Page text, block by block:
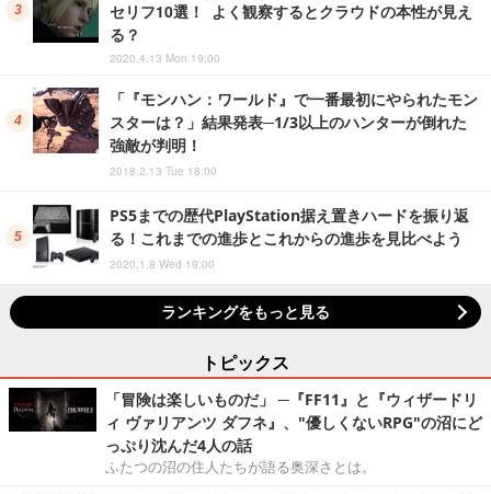
セリフ10選！ よく観察するとクラウドの本性が見え
る？
2020.4.13 Mon 19:00
「『モンハン：ワールド』で一番最初にやられたモン
スターは？」結果発表─1/3以上のハンターが倒れた
強敵が判明！
2018.2.13 Tue 18:00
PS5までの歴代PlayStation据え置きハードを振り返
る！これまでの進歩とこれからの進歩を見比べよう
2020.1.8 Wed 19:00
ランキングをもっと見る
トピックス
「冒険は楽しいものだ」 ─『FF11』と『ウィザードリ
ィ ヴァリアンツ ダフネ』、"優しくないRPG"の沼にど
っぷり沈んだ4人の話
ふたつの沼の住人たちが語る奥深さとは。